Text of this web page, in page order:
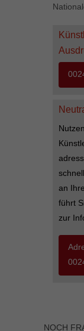
an
führt
zur
NOCH
um personalisierte
Externe
Inhalte von
standardmäßig
powered by Borlabs